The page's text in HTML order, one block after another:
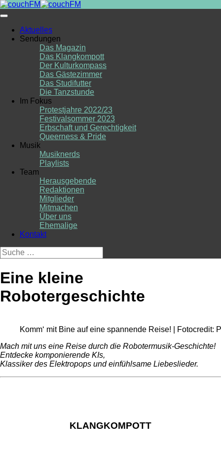
Skip
to
Aktuelles
Sendungen
Das Magazin
Das Klangkompott
Der Kulturkompass
Das Gästezimmer
Das Studifutter
Die Tanzstunde
Im Fokus
Protestjahre 2022/23
Festivalsommer 2023
Erbschaft und Gerechtigkeit
Queerness & Pride
Musik
Musiknerds
Playlists
Team
Herausgebende
Redaktionen
Mitglieder
Mitmachen
Über uns
Ehemalige
Kontakt
Suche
nach:
Eine kleine
Robotergeschichte
Komm‘ mit Bine auf eine spannende Reise! | Fotocredit:
Mach mit uns eine Reise durch die Robotermusik-Geschichte!
Entdecke komponierende KIs,
Klassiker des Elektropops und einfühlsame Liebeslieder.
KLANGKOMPOTT